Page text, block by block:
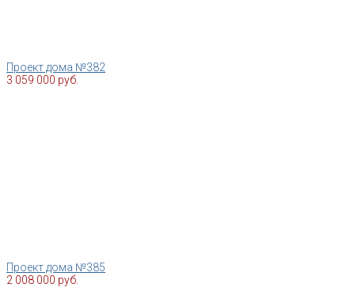
Проект дома №382
3 059 000 руб.
Проект дома №385
2 008 000 руб.